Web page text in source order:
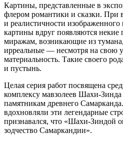
Картины, представленные в
флером романтики и сказки. При
и реалистичности изображенного
картины вдруг появляются
миражам, возникающие из
ирреальные — несмотря на свою
материальность. Такие своего
и пустынь.
Целая серия работ посвящена
комплексу мавзолеев Шахи-
памятникам древнего
вдохновляли эти легендарные
признавался, что «Шахи-Зиндой
зодчество Самаркандии».